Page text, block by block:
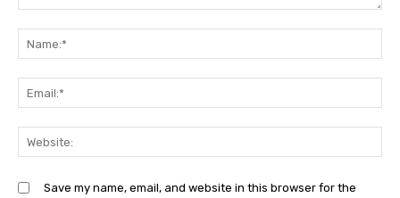
Save my name, email, and website in this browser for the